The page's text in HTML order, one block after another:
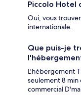
Piccolo Hotel
Oui, vous
internationale.
Que puis-je
L'hébergement
seulement 8 min
commercial